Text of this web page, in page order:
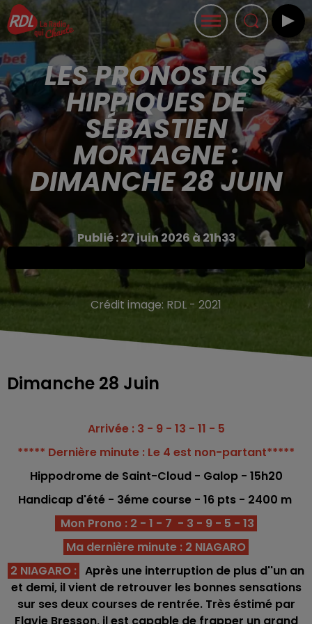
LES PRONOSTICS
HIPPIQUES DE
SÉBASTIEN
MORTAGNE :
DIMANCHE 28 JUIN
Publié : 27 juin 2026 à 21h33
Crédit image: RDL - 2021
Dimanche 28 Juin
Arrivée : 3 - 9 - 13 - 11 - 5
***** Dernière minute : Le 4 est non-partant*****
Hippodrome de Saint-Cloud - Galop - 15h20
Handicap d'été - 3éme course - 16 pts - 2400 m
Mon Prono : 2 - 1 - 7 - 3 - 9 - 5 - 13
Ma dernière minute : 2 NIAGARO
2 NIAGARO : Après une interruption de plus d''un an
et demi, il vient de retrouver les bonnes sensations
sur ses deux courses de rentrée. Très éstimé par